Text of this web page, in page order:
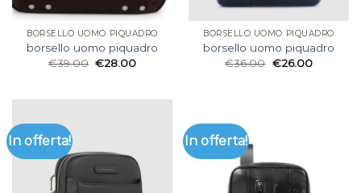
BORSELLO UOMO PIQUADRO
borsello uomo piquadro
€39.00 €28.00
BORSELLO UOMO PIQUADRO
borsello uomo piquadro
€36.00 €26.00
In offerta! In offerta!